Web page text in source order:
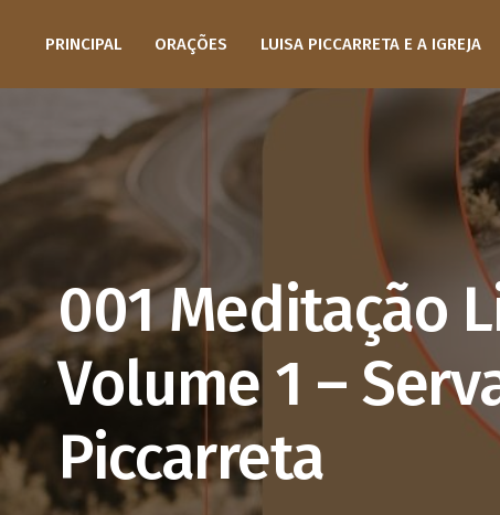
PRINCIPAL ORAÇÕES LUISA PICCARRETA E A IGREJA
001 Meditação
Volume 1 –
Piccarreta